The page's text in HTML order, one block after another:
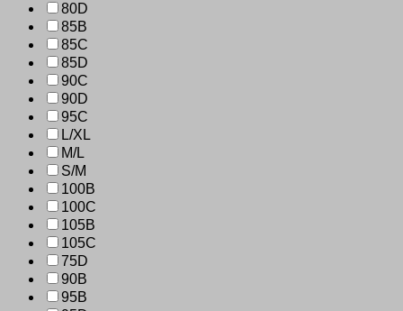
80D
85B
85C
85D
90C
90D
95C
L/XL
M/L
S/M
100B
100C
105B
105C
75D
90B
95B